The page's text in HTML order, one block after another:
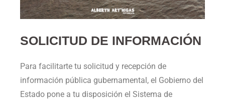
SOLICITUD DE INFORMACIÓN
Para facilitarte tu solicitud y recepción de
información pública gubernamental, el Gobierno del
Estado pone a tu disposición el Sistema de